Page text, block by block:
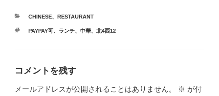
カ
ゴ
CHINESE、 RESTAURANT
タ
PAYPAY可、 ランチ、 中華、 北4西12
コメントを残す
メールアドレスが公開されることはありません。 ※ が付